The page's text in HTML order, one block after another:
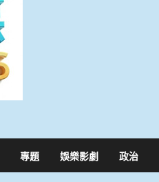
專題 娛樂影劇 政治